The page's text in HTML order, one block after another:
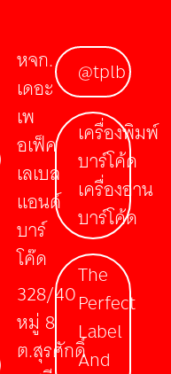
หจก.
เดอะ
เพ
อเฟ็ค
เลเบล
แอนด์
บาร์
โค๊ด
328/40
หมู่ 8
ต.สุรศักดิ์
@tplb
เครื่องพิมพ์
บาร์โค้ด
เครื่องอ่าน
บาร์โค้ด
The
Perfect
Label
And